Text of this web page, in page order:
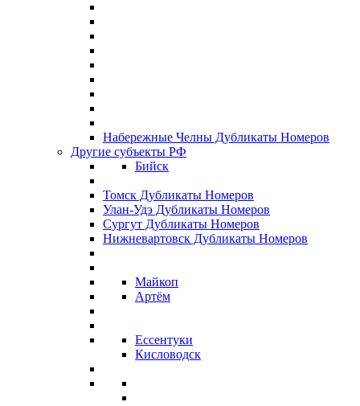
Набережные Челны Дубликаты Номеров
Другие субъекты РФ
Бийск
Томск Дубликаты Номеров
Улан-Удэ Дубликаты Номеров
Сургут Дубликаты Номеров
Нижневартовск Дубликаты Номеров
Майкоп
Артём
Ессентуки
Кисловодск